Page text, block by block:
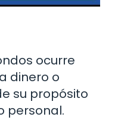
ocurre
dinero o
su propósito
personal.